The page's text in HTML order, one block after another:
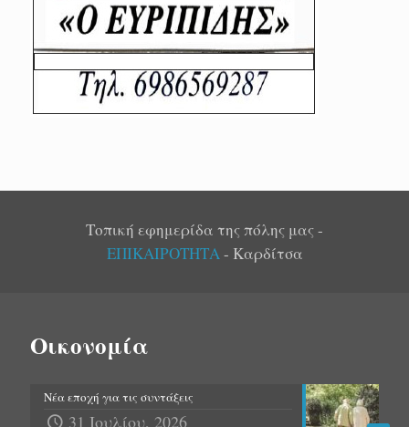
Τοπική εφημερίδα της πόλης μας -
ΕΠΙΚΑΙΡΟΤΗΤΑ- Καρδίτσα
Οικονομία
Νέα εποχή για τις συντάξεις
31 Ιουλίου, 2026